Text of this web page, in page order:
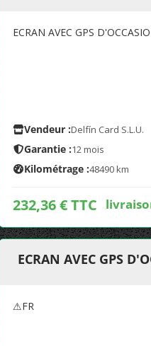
ECRAN AVEC GPS
Vendeur :Delfín Card S.L.U.
Garantie :12 mois
Kilométrage :48490 km
232,36 € TTC
ECRAN AVEC GPS
⚠FR